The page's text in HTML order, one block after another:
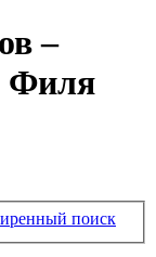
–
Филя
поиск